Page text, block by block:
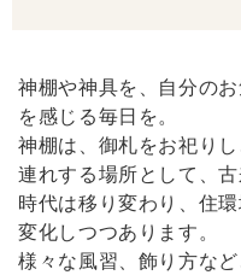
どうしても欲しくて買いまし
てよかったです。
かみさまの
2026/01/11
神棚や神具を、自分の
を感じる毎日を。
神棚は、御札をお祀り
連れする場所として、
時代は移り変わり、住
変化しつつあります。
様々な風習、飾り方な